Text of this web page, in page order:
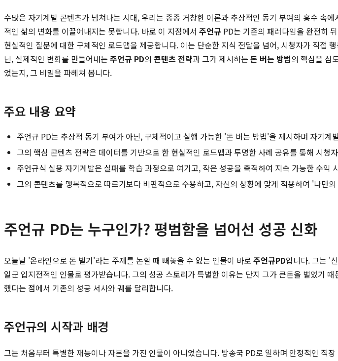
수많은 자기계발 콘텐츠가 넘쳐나는 시대, 우리는 종종 거창한 이론과 추상적인 동기 부여의 홍수 속
적인 삶의 변화를 이끌어내지는 못합니다. 바로 이 지점에서 주언규 PD는 기존의 패러다임을 완전히
현실적인 질문에 대한 구체적인 로드맵을 제공합니다. 이는 단순한 지식 전달을 넘어, 시청자가 직접
닌, 실제적인 변화를 만들어내는 주언규 PD의 콘텐츠 전략과 그가 제시하는 돈 버는 방법의 핵심을 심
었는지, 그 비밀을 파헤쳐 봅니다.
주요 내용 요약
주언규 PD는 추상적 동기 부여가 아닌, 구체적이고 실행 가능한 '돈 버는 방법'을 제시하며 자기계
그의 핵심 콘텐츠 전략은 데이터를 기반으로 한 현실적인 로드맵과 투명한 사례 공유를 통해 시청
주언규식 실용 자기계발은 실패를 학습 과정으로 여기고, 작은 성공을 축적하여 지속 가능한 수익
그의 콘텐츠를 맹목적으로 따르기보다 비판적으로 수용하고, 자신의 상황에 맞게 적용하여 '나만
주언규 PD는 누구인가? 평범함을 넘어선 성공 신화
오늘날 '온라인으로 돈 벌기'라는 주제를 논할 때 빼놓을 수 없는 인물이 바로 주언규PD입니다. 그는 '
일군 입지전적인 인물로 평가받습니다. 그의 성공 스토리가 특별한 이유는 단지 그가 큰돈을 벌었기
했다는 점에서 기존의 성공 서사와 궤를 달리합니다.
주언규의 시작과 배경
그는 처음부터 특별한 재능이나 자본을 가진 인물이 아니었습니다. 방송국 PD로 일하며 안정적인 직